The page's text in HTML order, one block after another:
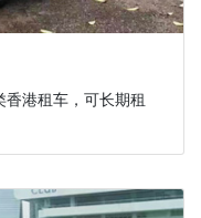
港租车，可长期租